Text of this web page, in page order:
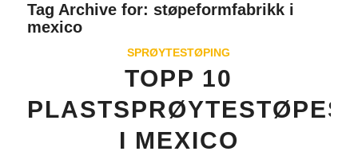
Tag Archive for: støpeformfabrikk i
mexico
SPRØYTESTØPING
TOPP 10
I MEXICO